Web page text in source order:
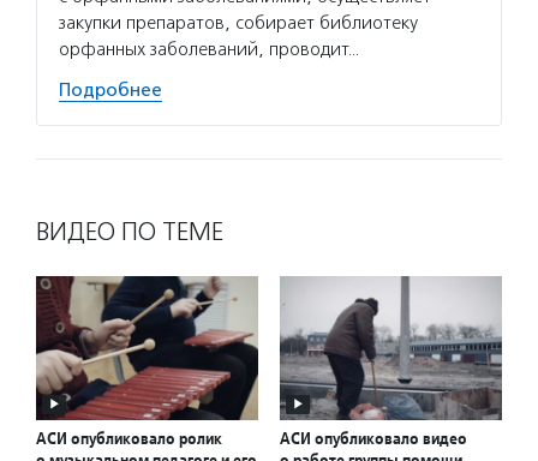
закупки препаратов, собирает библиотеку
орфанных заболеваний, проводит…
Подробнее
ВИДЕО ПО ТЕМЕ
АСИ опубликовало ролик
АСИ опубликовало видео